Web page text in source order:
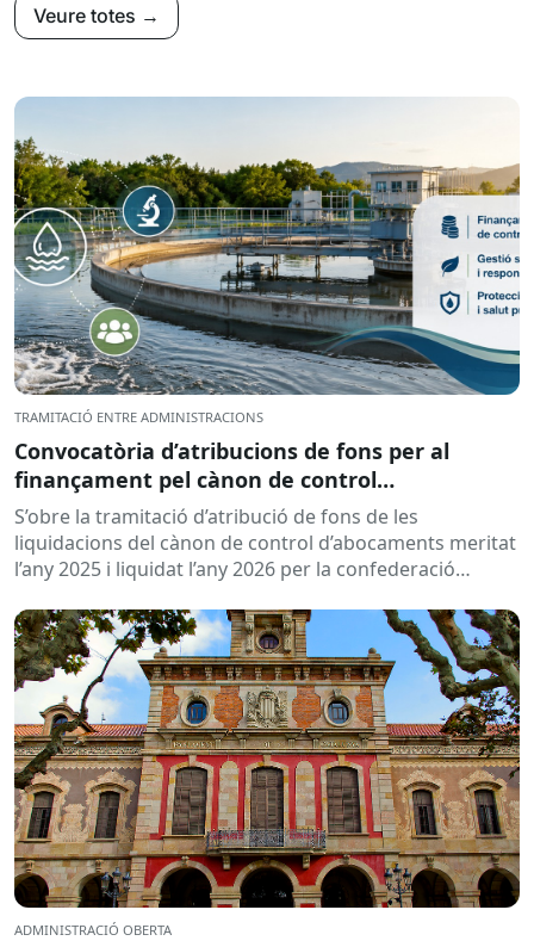
Veure totes →
TRAMITACIÓ ENTRE ADMINISTRACIONS
Convocatòria d’atribucions de fons per al
finançament pel cànon de control
d’abocaments meritat l’any 2025 i liquidat l’any
2026
S’obre la tramitació d’atribució de fons de les
liquidacions del cànon de control d’abocaments meritat
l’any 2025 i liquidat l’any 2026 per la confederació
ADMINISTRACIÓ OBERTA